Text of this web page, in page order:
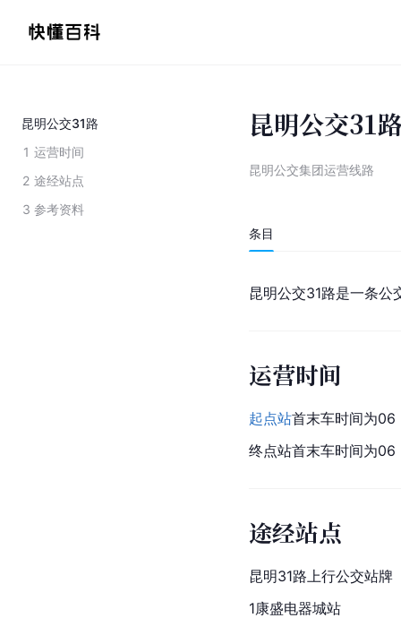
昆明公交31路
1 运营时间
2 途经站点
3 参考资料
昆明公交31
昆明公交集团运营线路
条目
昆明公交31路是一条公
运营时间
起点站首末车时间为
终点站首末车时间为
途经站点
昆明31路上行公交站牌
1康盛电器城站